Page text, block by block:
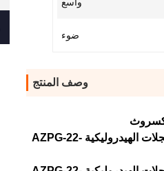
ضوء
وصف المنتج
سلسلة AZPF-11/22-005/008/011/014/016/019/022/025/028/032/036/045/056/063 AZPG مضخة العجلات الهيدروليكية AZPG-22-